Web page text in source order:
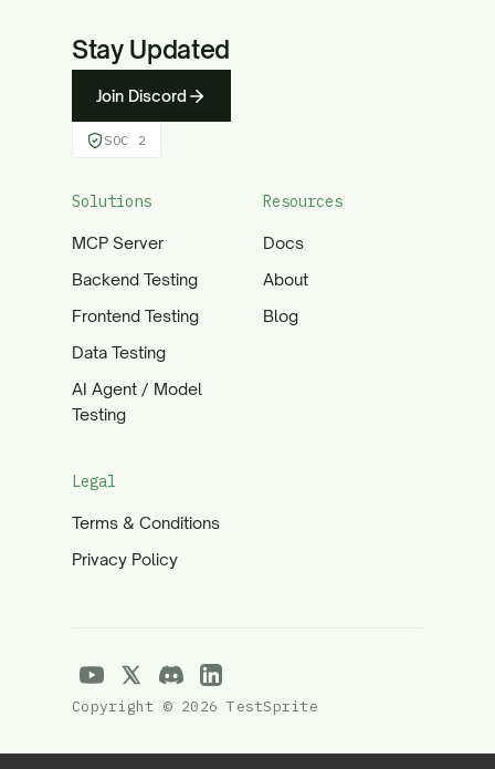
Stay Updated
Join Discord
SOC 2
Solutions
MCP Server
Backend Testing
Frontend Testing
Data Testing
AI Agent / Model
Testing
Resources
Docs
About
Blog
Legal
Terms & Conditions
Privacy Policy
Copyright © 2026 TestSprite